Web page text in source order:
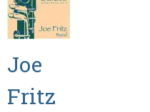
Joe
Fritz